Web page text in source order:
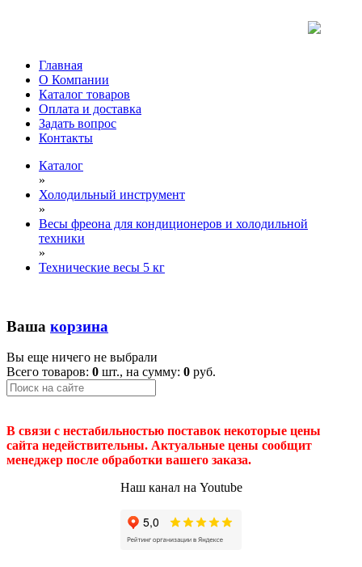
Главная
О Компании
Каталог товаров
Оплата и доставка
Задать вопрос
Контакты
Каталог
»
Холодильный инструмент
»
Весы фреона для кондиционеров и холодильной
техники
»
Технические весы 5 кг
Ваша корзина
Вы еще ничего не выбрали
Всего товаров: 0 шт., на сумму: 0 руб.
В связи с нестабильностью поставок некоторые цены
сайта недействительны. Актуальные цены сообщит
менеджер после обработки вашего заказа.
Наш канал на Youtube